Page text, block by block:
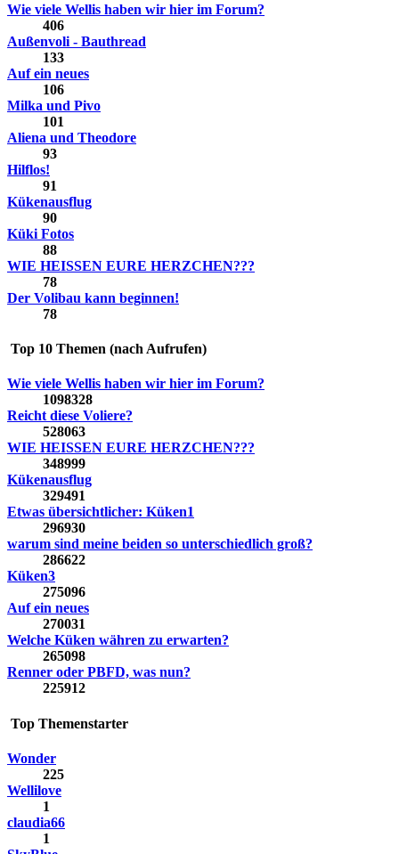
Wie viele Wellis haben wir hier im Forum?
406
Außenvoli - Bauthread
133
Auf ein neues
106
Milka und Pivo
101
Aliena und Theodore
93
Hilflos!
91
Kükenausflug
90
Küki Fotos
88
WIE HEISSEN EURE HERZCHEN???
78
Der Volibau kann beginnen!
78
Top 10 Themen (nach Aufrufen)
Wie viele Wellis haben wir hier im Forum?
1098328
Reicht diese Voliere?
528063
WIE HEISSEN EURE HERZCHEN???
348999
Kükenausflug
329491
Etwas übersichtlicher: Küken1
296930
warum sind meine beiden so unterschiedlich groß?
286622
Küken3
275096
Auf ein neues
270031
Welche Küken währen zu erwarten?
265098
Renner oder PBFD, was nun?
225912
Top Themenstarter
Wonder
225
Wellilove
1
claudia66
1